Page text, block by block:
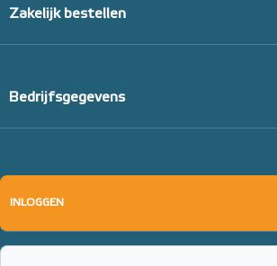
Zakelijk bestellen
Bedrijfsgegevens
INLOGGEN